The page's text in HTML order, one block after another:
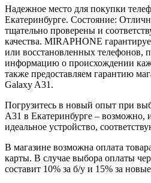
Надежное место для покупки
Екатеринбурге. Состояние:
тщательно проверены и
качества. MIRAPHONE
или восстановленных телефонов,
информацию о происхождении
также предоставляем гарантию
Galaxy A31.
Погрузитесь в новый опыт при
A31 в Екатеринбурге – возможно,
идеальное устройство,
В магазине возможна оплата
карты. В случае выбора оплаты
составит 10% за б/у и 15% за